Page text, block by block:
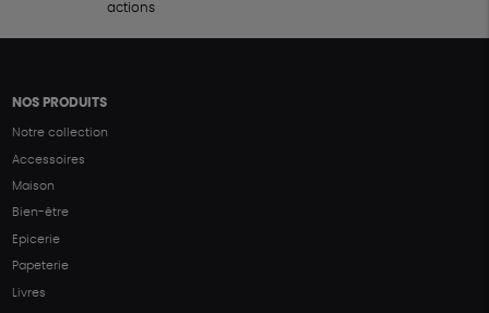
actions
NOS PRODUITS
Notre collection
Accessoires
Maison
Bien-être
Epicerie
Papeterie
Livres